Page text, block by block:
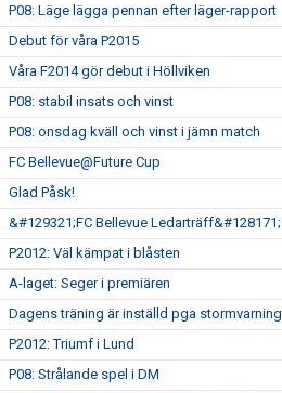
P08: Läge lägga pennan efter läger-rapport
Debut för våra P2015
Våra F2014 gör debut i Höllviken
P08: stabil insats och vinst
P08: onsdag kväll och vinst i jämn match
FC Bellevue@Future Cup
Glad Påsk!
&#129321;FC Bellevue Ledarträff&#128171;
P2012: Väl kämpat i blåsten
A-laget: Seger i premiären
Dagens träning är inställd pga stormvarning
P2012: Triumf i Lund
P08: Strålande spel i DM